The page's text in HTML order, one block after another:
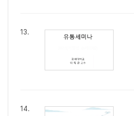
13.
14.